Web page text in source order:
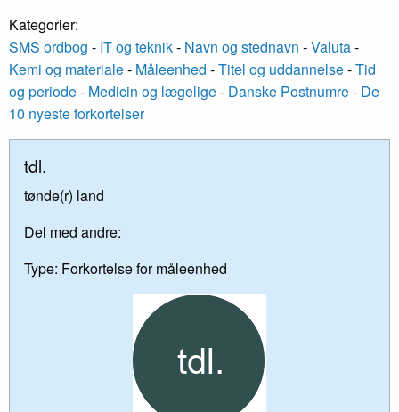
Kategorier:
SMS ordbog - IT og teknik- Navn og stednavn -Valuta-
Kemi og materiale- Måleenhed -Titel og uddannelse-Tid
og periode- Medicin og lægelige- Danske Postnumre- De
10 nyeste forkortelser
tdl.
tønde(r) land
Del med andre:
Type: Forkortelse for måleenhed